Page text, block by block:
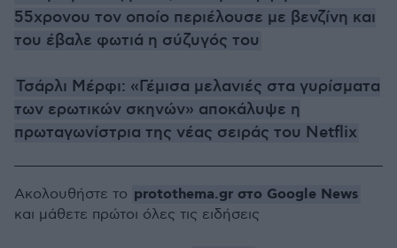
55χρονου τον οποίο περιέλουσε με βενζίνη και
του έβαλε φωτιά η σύζυγός του
Τσάρλι Μέρφι: «Γέμισα μελανιές στα γυρίσματα
των ερωτικών σκηνών» αποκάλυψε η
πρωταγωνίστρια της νέας σειράς του Netflix
Ακολουθήστε το protothema.gr στο Google News
και μάθετε πρώτοι όλες τις ειδήσεις